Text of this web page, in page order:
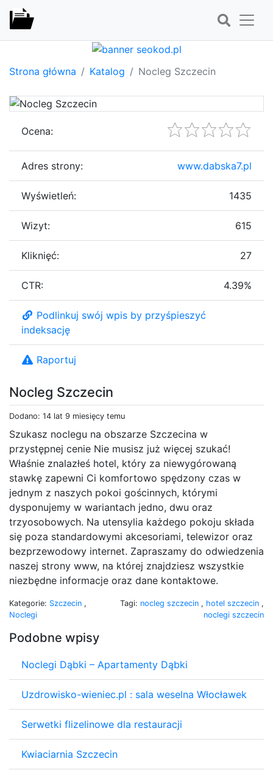
Strona główna Katalog Nocleg Szczecin
Nocleg Szczecin
Dodano: 14 lat 9 miesięcy temu
Szukasz noclegu na obszarze Szczecina w
przystępnej cenie Nie musisz już więcej szukać!
Właśnie znalazłeś hotel, który za niewygórowaną
stawkę zapewni Ci komfortowo spędzony czas w
jednym z naszych pokoi gościnnych, którymi
dysponujemy w wariantach jedno, dwu oraz
trzyosobowych. Na utensylia każdego pokoju składa
się poza standardowymi akcesoriami, telewizor oraz
bezprzewodowy internet. Zapraszamy do odwiedzenia
naszej strony www, na której znajdziesz wszystkie
niezbędne informacje oraz dane kontaktowe.
Kategorie: Szczecin ,
Noclegi
Tagi: nocleg szczecin , hotel szczecin ,
noclegi szczecin
Podobne wpisy
Noclegi Dąbki – Apartamenty Dąbki
Uzdrowisko-wieniec.pl : sala weselna Włocławek
Serwetki flizelinowe dla restauracji
Kwiaciarnia Szczecin
Ocena:
Adres strony: www.dabska7.pl
Wyświetleń: 1435
Wizyt: 615
Kliknięć: 27
CTR: 4.39%
Podlinkuj swój wpis by przyśpieszyć
indeksację
Raportuj